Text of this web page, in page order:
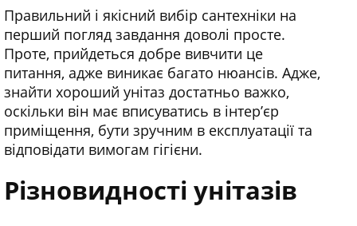
Правильний і якісний вибір сантехніки на
перший погляд завдання доволі просте.
Проте, прийдеться добре вивчити це
питання, адже виникає багато нюансів. Адже,
знайти хороший унітаз достатньо важко,
оскільки він має вписуватись в інтер’єр
приміщення, бути зручним в експлуатації та
відповідати вимогам гігієни.
Різновидності унітазів